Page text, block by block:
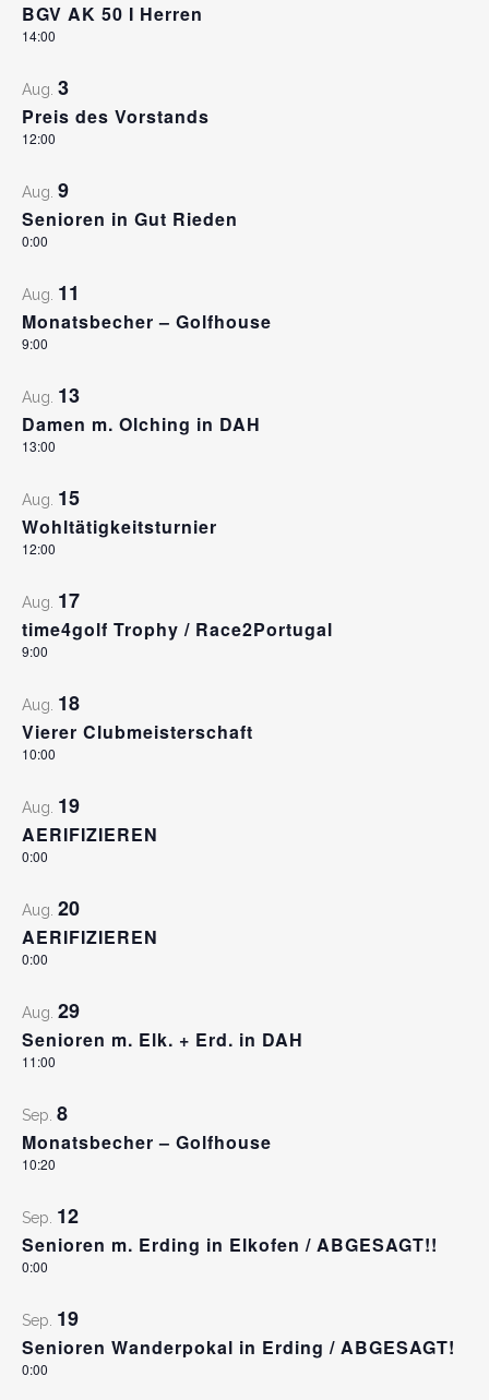
BGV AK 50 I Herren
14:00
Aug. 3
Preis des Vorstands
12:00
Aug. 9
Senioren in Gut Rieden
0:00
Aug. 11
Monatsbecher – Golfhouse
9:00
Aug. 13
Damen m. Olching in DAH
13:00
Aug. 15
Wohltätigkeitsturnier
12:00
Aug. 17
time4golf Trophy / Race2Portugal
9:00
Aug. 18
Vierer Clubmeisterschaft
10:00
Aug. 19
AERIFIZIEREN
0:00
Aug. 20
AERIFIZIEREN
0:00
Aug. 29
Senioren m. Elk. + Erd. in DAH
11:00
Sep. 8
Monatsbecher – Golfhouse
10:20
Sep. 12
Senioren m. Erding in Elkofen / ABGESAGT!!
0:00
Sep. 19
Senioren Wanderpokal in Erding / ABGESAGT!
0:00